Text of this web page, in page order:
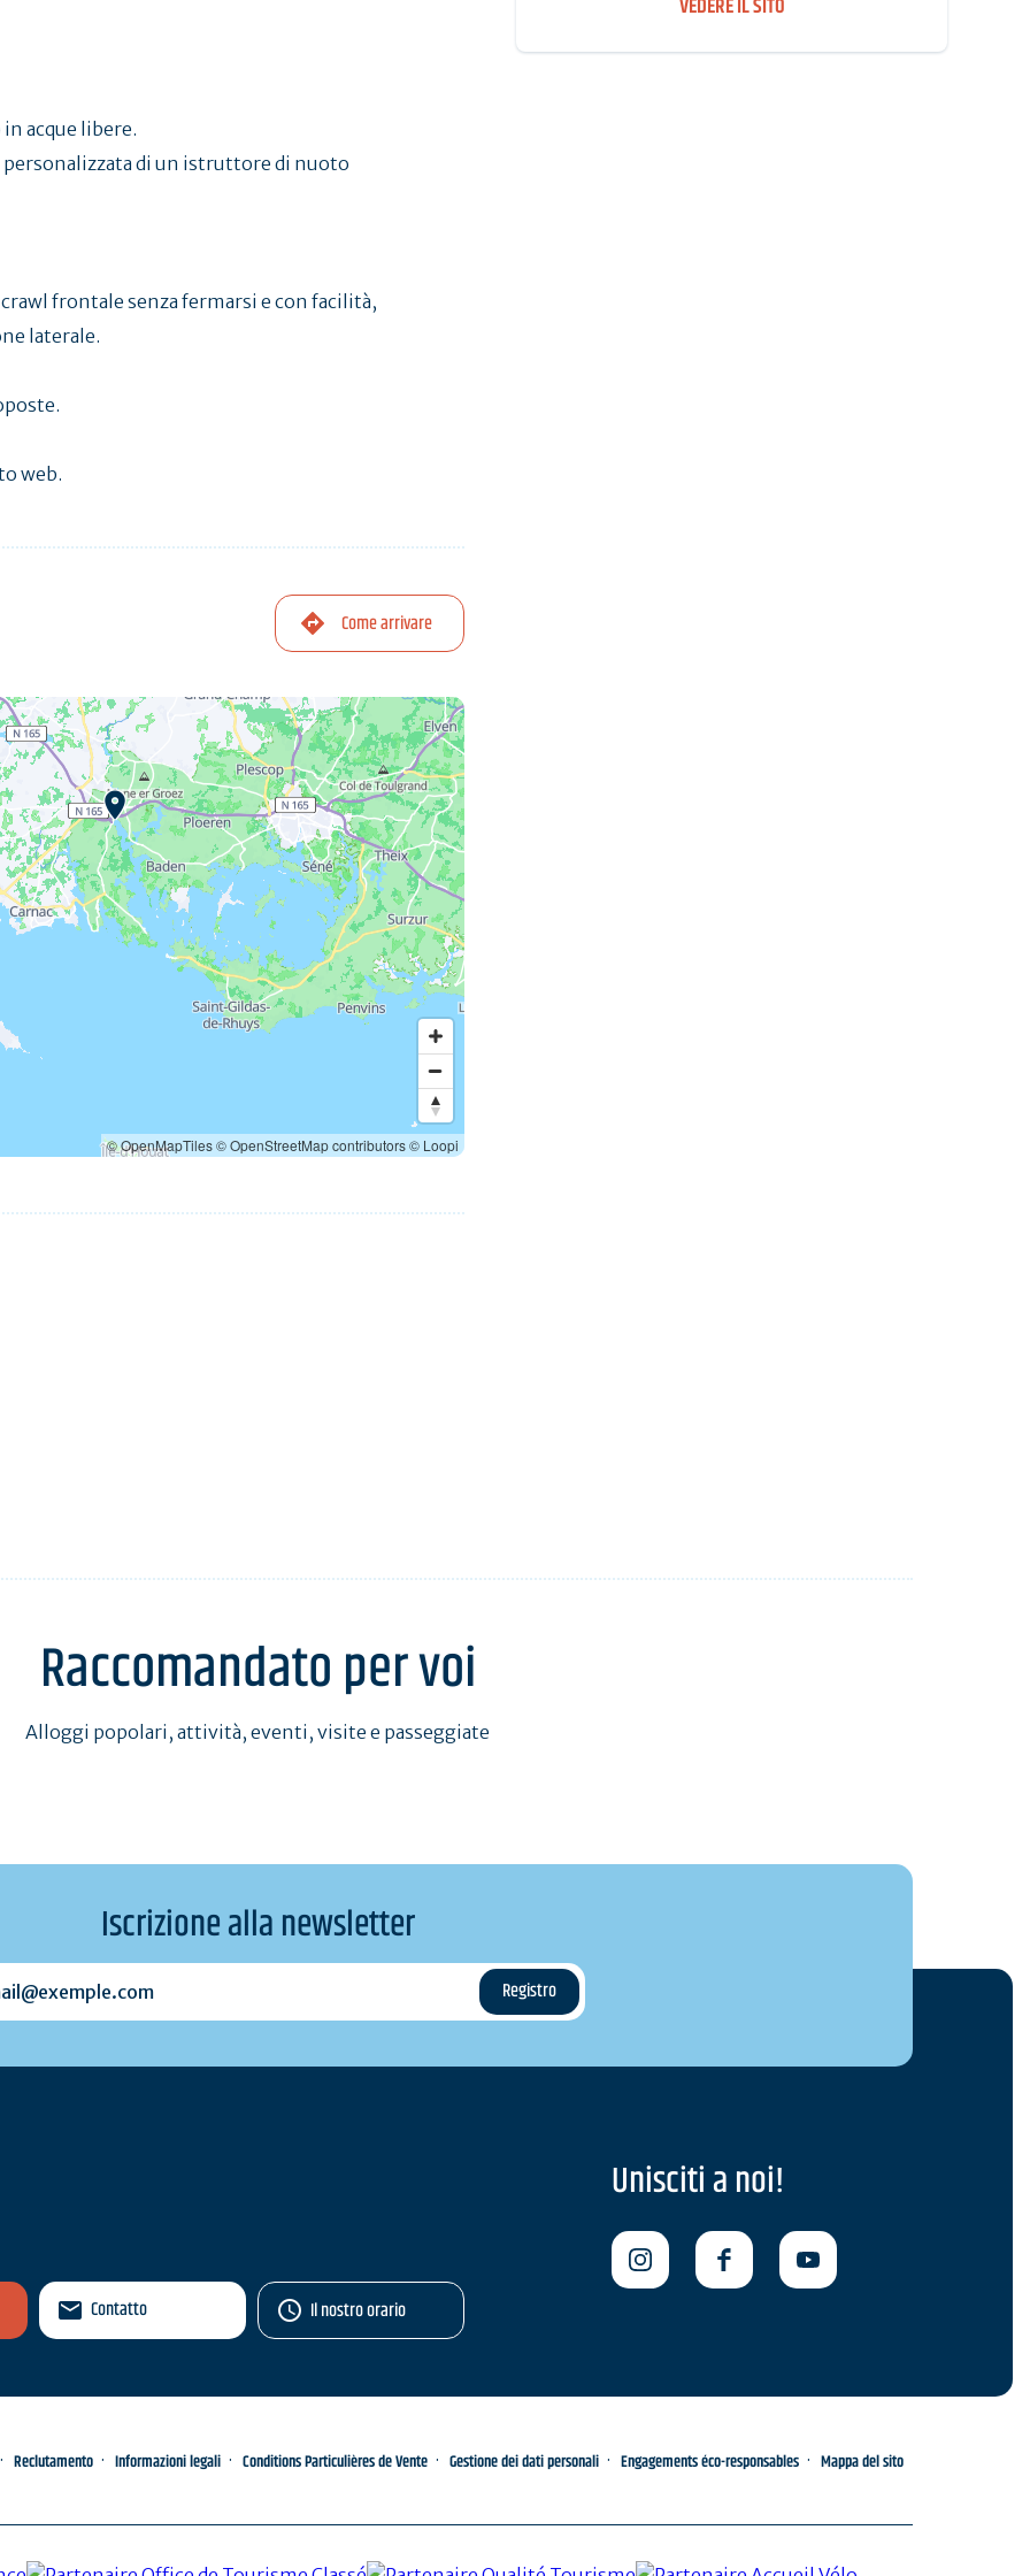
acque libere.
di un istruttore di nuoto
frontale senza fermarsi e con facilità,
laterale.
web.
Come arrivare
© OpenMapTiles© OpenStreetMap contributors© Loopi
Raccomandato per voi
Alloggi popolari, attività, eventi, visite e passeggiate
Iscrizione alla newsletter
Contatto Il nostro orario
Unisciti a noi!
Reclutamento Informazioni legali Conditions Particulières de Vente Gestione dei dati personali Engagements éco-responsables Mappa del sito